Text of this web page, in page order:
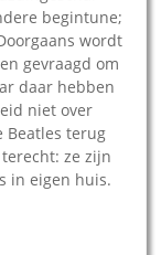
begintune;
wordt
gevraagd om
daar hebben
niet over
Beatles terug
ze zijn
in eigen huis.